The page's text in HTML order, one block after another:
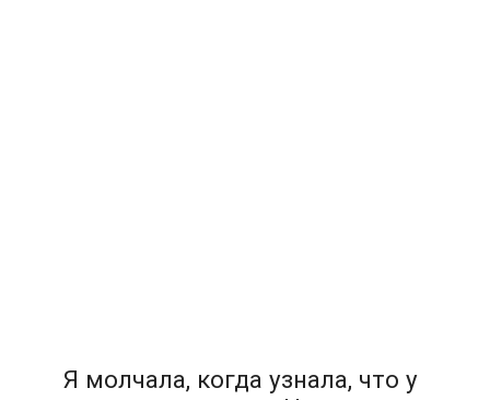
Я молчала, когда узнала, что у